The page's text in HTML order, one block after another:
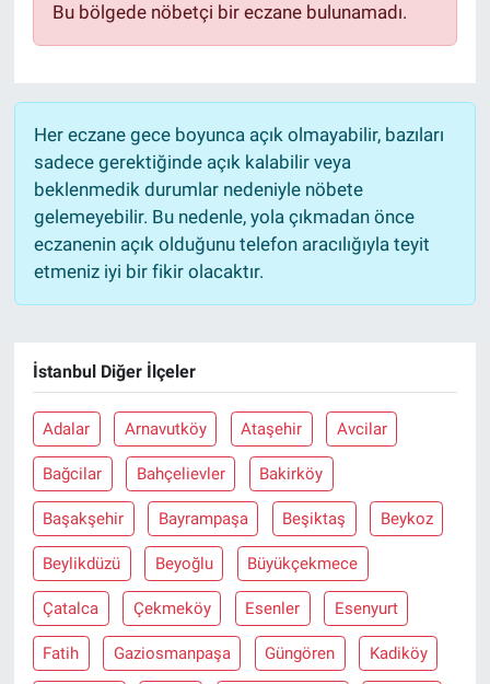
Bu bölgede nöbetçi bir eczane bulunamadı.
Her eczane gece boyunca açık olmayabilir, bazıları
sadece gerektiğinde açık kalabilir veya
beklenmedik durumlar nedeniyle nöbete
gelemeyebilir. Bu nedenle, yola çıkmadan önce
eczanenin açık olduğunu telefon aracılığıyla teyit
etmeniz iyi bir fikir olacaktır.
İstanbul Diğer İlçeler
Adalar Arnavutköy Ataşehir Avcilar
Bağcilar Bahçelievler Bakirköy
Başakşehir Bayrampaşa Beşiktaş Beykoz
Beylikdüzü Beyoğlu Büyükçekmece
Çatalca Çekmeköy Esenler Esenyurt
Fatih Gaziosmanpaşa Güngören Kadiköy